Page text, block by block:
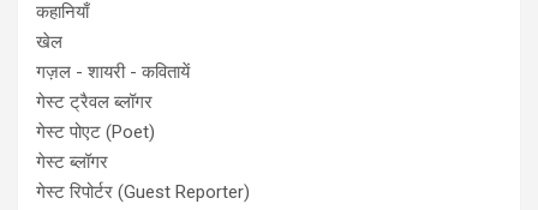
कहानियाँ
खेल
गज़ल - शायरी - कवितायें
गेस्ट ट्रैवल ब्लॉगर
गेस्ट पोएट (Poet)
गेस्ट ब्लॉगर
गेस्ट रिपोर्टर (Guest Reporter)